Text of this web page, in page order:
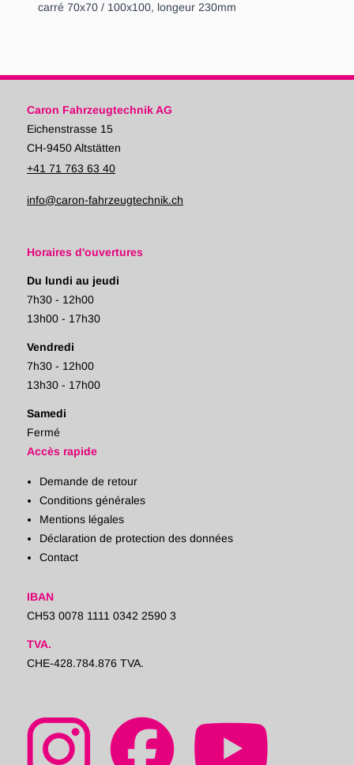
carré 70x70 / 100x100, longeur 230mm
Caron Fahrzeugtechnik AG
Eichenstrasse 15
CH-9450 Altstätten
+41 71 763 63 40
info@caron-fahrzeugtechnik.ch
Horaires d'ouvertures
Du lundi au jeudi
7h30 - 12h00
13h00 - 17h30
Vendredi
7h30 - 12h00
13h30 - 17h00
Samedi
Fermé
Accès rapide
Demande de retour
Conditions générales
Mentions légales
Déclaration de protection des données
Contact
IBAN
CH53 0078 1111 0342 2590 3
TVA.
CHE-428.784.876 TVA.